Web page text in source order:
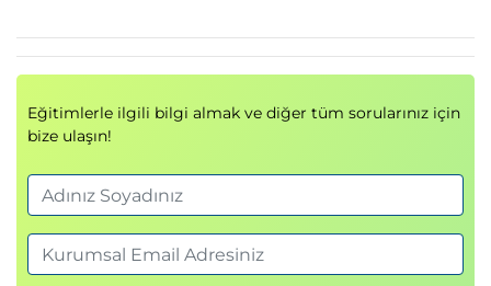
Değerlendirilmesi
ML kullanım senaryoları
İş hedeflerinin belirlenmesi
Başarı kriterlerinin oluşturulması
Eğitim Yaklaşımları
Eğitim stratejileri
Model geliştirme süreçleri
Algoritma seçimi
Eğitimlerle ilgili bilgi almak ve diğer tüm sorularınız için
bize ulaşın!